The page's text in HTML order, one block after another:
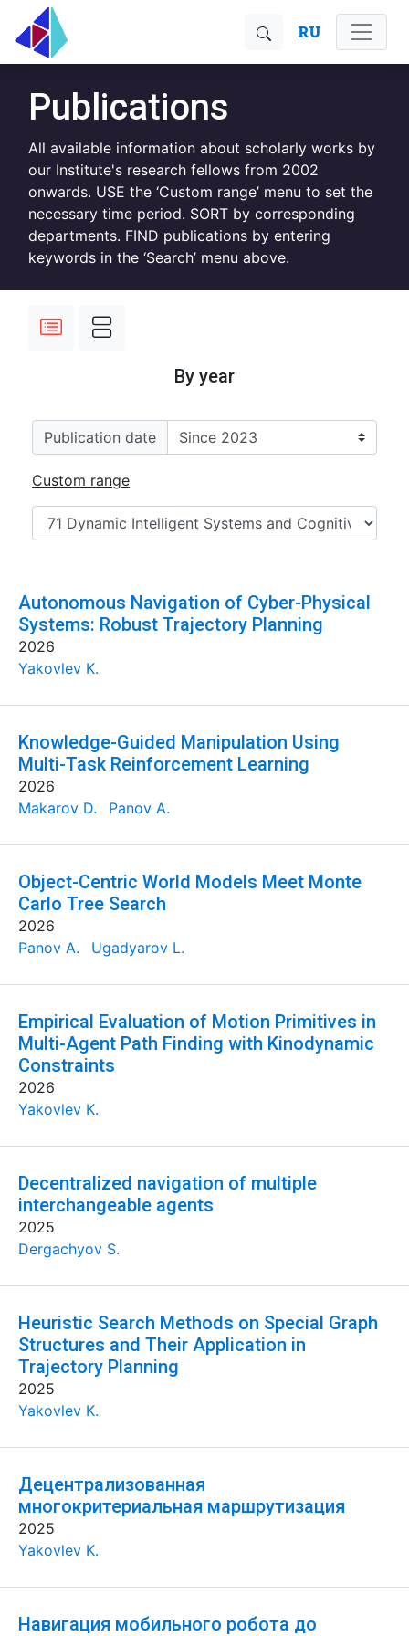
RU
Publications
All available information about scholarly works by
our Institute's research fellows from 2002
onwards. USE the ‘Custom range’ menu to set the
necessary time period. SORT by corresponding
departments. FIND publications by entering
keywords in the ‘Search’ menu above.
By year
Publication date
Custom range
Autonomous Navigation of Cyber-Physical
Systems: Robust Trajectory Planning
2026
Yakovlev K.
Knowledge-Guided Manipulation Using
Multi-Task Reinforcement Learning
2026
Makarov D.
Panov A.
Object-Centric World Models Meet Monte
Carlo Tree Search
2026
Panov A.
Ugadyarov L.
Empirical Evaluation of Motion Primitives in
Multi-Agent Path Finding with Kinodynamic
Constraints
2026
Yakovlev K.
Decentralized navigation of multiple
interchangeable agents
2025
Dergachyov S.
Heuristic Search Methods on Special Graph
Structures and Their Application in
Trajectory Planning
2025
Yakovlev K.
Децентрализованная
многокритериальная маршрутизация
2025
Yakovlev K.
Навигация мобильного робота до